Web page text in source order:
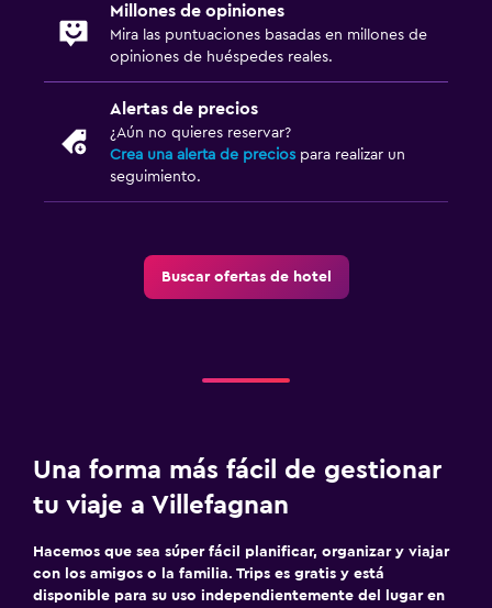
Millones de opiniones
Mira las puntuaciones basadas en millones de
opiniones de huéspedes reales.
Alertas de precios
¿Aún no quieres reservar?
Crea una alerta de precios para realizar un
seguimiento.
Buscar ofertas de hotel
Una forma más fácil de gestionar
tu viaje a Villefagnan
Hacemos que sea súper fácil planificar, organizar y viajar
con los amigos o la familia. Trips es gratis y está
disponible para su uso independientemente del lugar en